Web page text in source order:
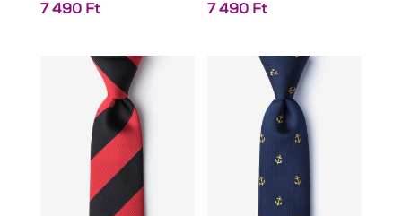
7 490 Ft 7 490 Ft